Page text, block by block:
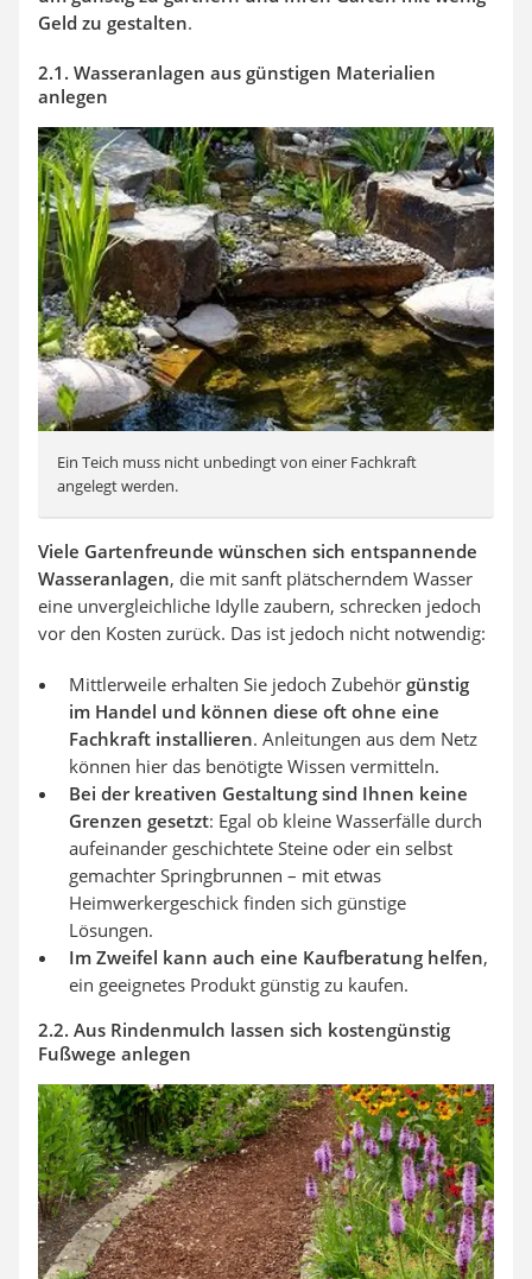
Geld zu gestalten.
2.1. Wasseranlagen aus günstigen Materialien
anlegen
Ein Teich muss nicht unbedingt von einer Fachkraft
angelegt werden.
Viele Gartenfreunde wünschen sich entspannende
Wasseranlagen, die mit sanft plätscherndem Wasser
eine unvergleichliche Idylle zaubern, schrecken jedoch
vor den Kosten zurück. Das ist jedoch nicht notwendig:
Mittlerweile erhalten Sie jedoch Zubehör günstig
im Handel und können diese oft ohne eine
Fachkraft installieren. Anleitungen aus dem Netz
können hier das benötigte Wissen vermitteln.
Bei der kreativen Gestaltung sind Ihnen keine
Grenzen gesetzt: Egal ob kleine Wasserfälle durch
aufeinander geschichtete Steine oder ein selbst
gemachter Springbrunnen – mit etwas
Heimwerkergeschick finden sich günstige
Lösungen.
Im Zweifel kann auch eine Kaufberatung helfen,
ein geeignetes Produkt günstig zu kaufen.
2.2. Aus Rindenmulch lassen sich kostengünstig
Fußwege anlegen